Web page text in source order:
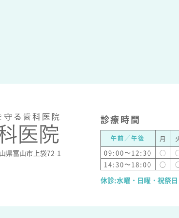
県富山市上袋72-1
診療時間
午前／午後 月
09:00〜12:30
○
14:30〜18:00
○
休診:水曜・日曜・祝祭日